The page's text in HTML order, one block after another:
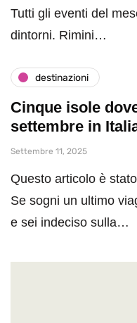
Tutti gli eventi del
dintorni. Rimini…
destinazioni
Cinque isole
settembre in
Settembre 11, 2025
Questo articolo è
Se sogni un ultimo
e sei indeciso sulla…